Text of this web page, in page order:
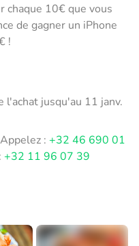
chaque 10€ que vous
de gagner un iPhone
!
l'achat jusqu'au 11 janv.
: +32 46 690 01
+32 11 96 07 39